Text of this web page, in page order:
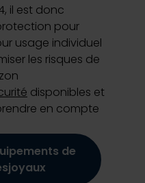
il est donc
pour
usage individuel
les risques de
disponibles et
en compte
de